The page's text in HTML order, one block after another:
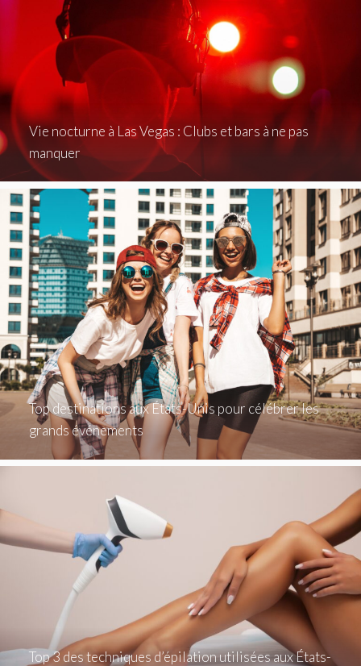
Vie nocturne à Las Vegas : Clubs et bars à ne pas
manquer
Top destinations aux États-Unis pour célébrer les
grands événements
Top 3 des techniques d’épilation utilisées aux États-